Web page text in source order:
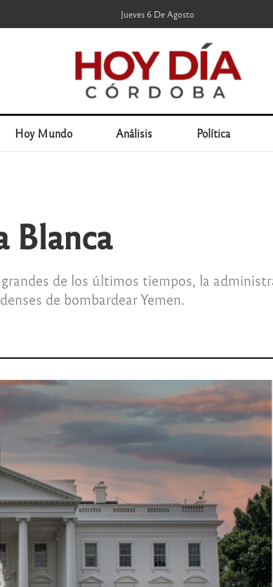
Jueves 6 De Agosto
Hoy Mundo Análisis Política
Blanca
de los últimos tiempos, la
de bombardear Yemen.